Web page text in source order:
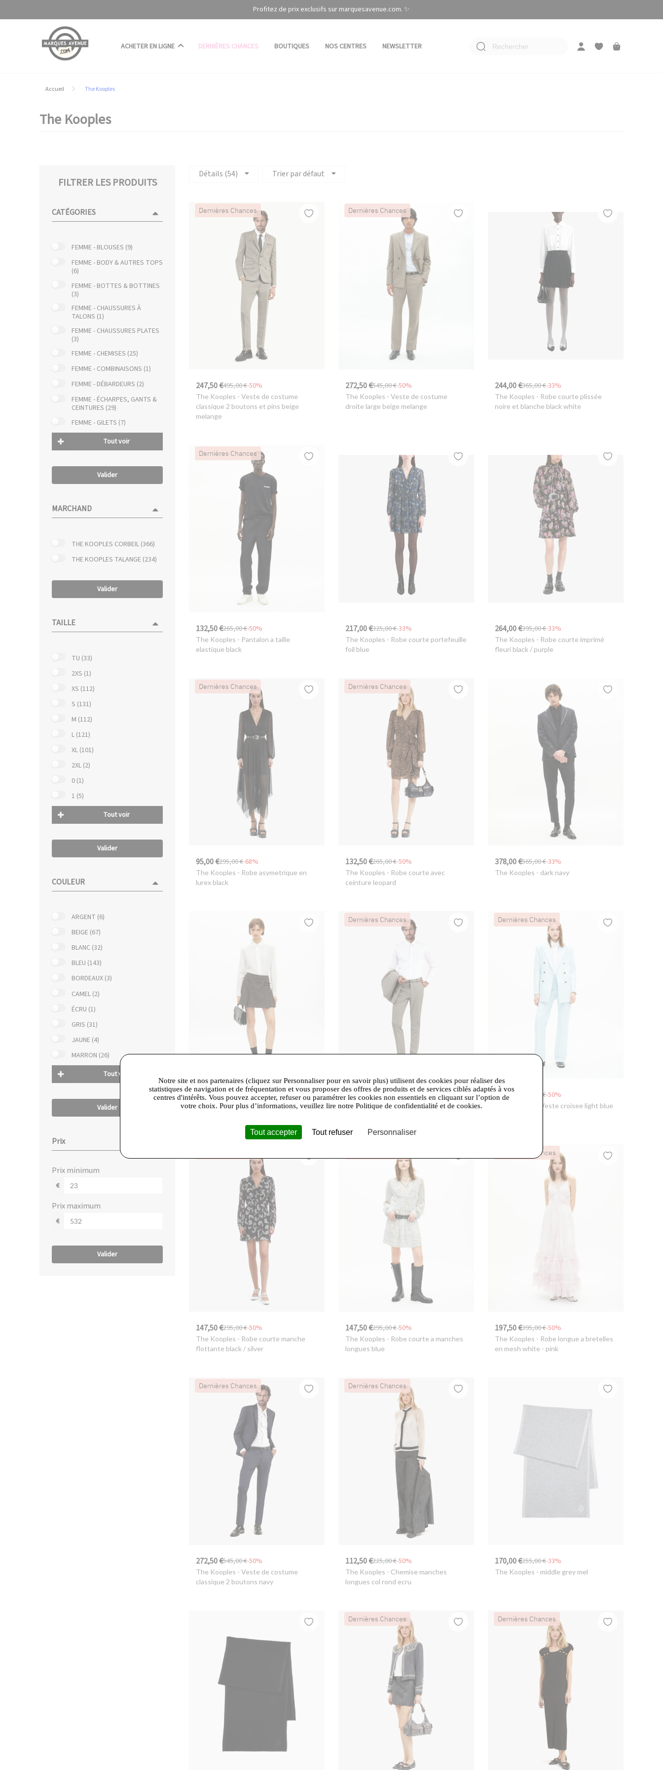
Profitez de prix exclusifs sur marquesavenue.com. ✨
ACHETER EN LIGNE DERNIÈRES CHANCES BOUTIQUES NOS CENTRES NEWSLETTER Rechercher
Accueil The Kooples
The Kooples
FILTRER LES PRODUITS
CATÉGORIES
FEMME - BLOUSES (9)
FEMME - BODY & AUTRES TOPS
(6)
FEMME - BOTTES & BOTTINES
(3)
FEMME - CHAUSSURES À
TALONS (1)
FEMME - CHAUSSURES PLATES
(3)
FEMME - CHEMISES (25)
FEMME - COMBINAISONS (1)
FEMME - DÉBARDEURS (2)
FEMME - ÉCHARPES, GANTS &
CEINTURES (29)
FEMME - GILETS (7)
Tout voir
Valider
MARCHAND
THE KOOPLES CORBEIL (366)
THE KOOPLES TALANGE (234)
Valider
TAILLE
TU (33)
2XS (1)
XS (112)
S (131)
M (112)
L (121)
XL (101)
2XL (2)
0 (1)
1 (5)
Tout voir
Valider
COULEUR
ARGENT (6)
BEIGE (67)
BLANC (32)
BLEU (143)
BORDEAUX (3)
CAMEL (2)
ÉCRU (1)
GRIS (31)
JAUNE (4)
MARRON (26)
Tout voir
Valider
Prix
prix minimum
€
prix maximum
€
Valider
Détails (54) Trier par défaut
Dernières Chances
247,50 €495,00 €-50%
The Kooples - Veste de costume
classique 2 boutons et pins beige
melange
Dernières Chances
272,50 €545,00 €-50%
The Kooples - Veste de costume
droite large beige melange
244,00 €365,00 €-33%
The Kooples - Robe courte plissée
noire et blanche black white
Dernières Chances
132,50 €265,00 €-50%
The Kooples - Pantalon a taille
elastique black
217,00 €325,00 €-33%
The Kooples - Robe courte portefeuille
foil blue
264,00 €395,00 €-33%
The Kooples - Robe courte imprimé
fleuri black / purple
Dernières Chances
95,00 €295,00 €-68%
The Kooples - Robe asymetrique en
lurex black
Dernières Chances
132,50 €265,00 €-50%
The Kooples - Robe courte avec
ceinture leopard
378,00 €565,00 €-33%
The Kooples - dark navy
177,00 €265,00 €-33%
The Kooples - brown
Dernières Chances
132,50 €265,00 € -50%
The Kooples- Pantalon de costume
Dernières Chances
212,50 € 425,00 €-50%
- Veste croisee light blue
147,50 €295,00 €-50%
The Kooples - Robe courte manche
flottante black / silver
147,50 €295,00 €-50%
The Kooples - Robe courte a manches
longues blue
Dernières Chances
197,50 €395,00 €-50%
The Kooples - Robe longue a bretelles
en mesh white - pink
Dernières Chances
272,50 €545,00 €-50%
The Kooples - Veste de costume
classique 2 boutons navy
Dernières Chances
112,50 €225,00 €-50%
The Kooples - Chemise manches
longues col rond ecru
170,00 €255,00 €-33%
The Kooples - middle grey mel
Dernières Chances Dernières Chances
Notre site et nos partenaires (cliquez sur Personnaliser pour en savoir plus) utilisent des cookies pour réaliser des
statistiques de navigation et de fréquentation et vous proposer des offres de produits et de services ciblés adaptés à vos
centres d'intérêts. Vous pouvez accepter, refuser ou paramétrer les cookies non essentiels en cliquant sur l’option de
votre choix. Pour plus d’informations, veuillez lire notre Politique de confidentialité et de cookies.
Tout accepter Tout refuser Personnaliser